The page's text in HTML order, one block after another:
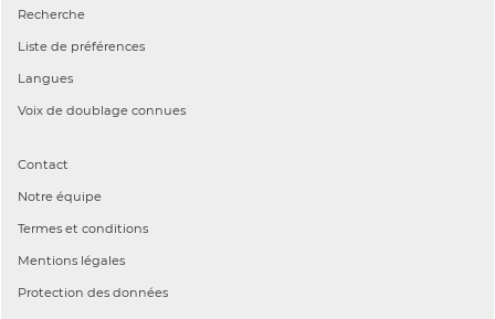
Recherche
Liste de préférences
Langues
Voix de doublage connues
Contact
Notre équipe
Termes et conditions
Mentions légales
Protection des données